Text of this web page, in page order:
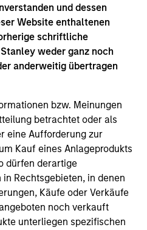
und dessen
Website enthaltenen
schriftliche
weder ganz noch
anderweitig übertragen
bzw. Meinungen
betrachtet oder als
eine Aufforderung zur
Kauf eines Anlageprodukts
dürfen derartige
Rechtsgebieten, in denen
Käufe oder Verkäufe
noch verkauft
unterliegen spezifischen
School of Advanced
Members.
is for informational
contained herein does
be construed as an
or an offer to sell or a
any securities in any
or solicitation,
unlawful under the
laws of such jurisdiction.
including a loss of principal.